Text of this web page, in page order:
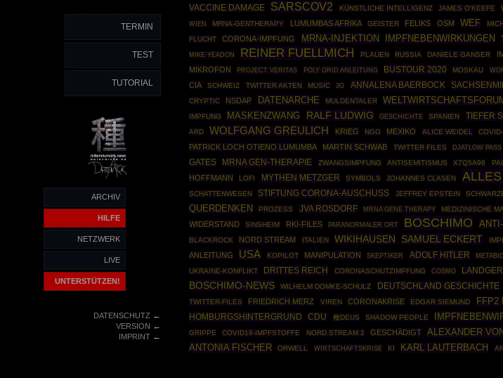
TERMIN
TEST
TUTORIAL
ARCHIV
HILFE
NETZWERK
LIVE
UNTERSTÜTZEN!
DATENSCHUTZ←
VERSION ←
IMPRINT←
VACCINE DAMAGE
SARSCOV2 KÜNSTLICHE INTELLIGENZ JAMES O'KEEFE
WIEN MRNA-GENTHERAPY LUMUMBAS AFRIKA GEISTER FELIKS OSM WEF
FLUCHT
CORONA-IMPFUNG MRNA-INJEKTION IMPFNEBENWIRKUNGEN
MIKE YEADON REINER FUELLMICH PLAUEN RUSSIA DANIELE GANSER
MIKROFON
PROJECT VERITAS POLY GRID ANLEITUNG BUSTOUR 2020 MOSKAU
CIA
SCHWEIZ TWITTER AKTEN MUSIC 3G ANNALENA BAERBOCK
CRYPTIC
NSDAP DATENARCHE MULDENTALER
IMPFUNG
MASKENZWANG RALF LUDWIG GESCHICHTE SPANIEN TIEFER
ARD
WOLFGANG GREULICH KRIEG NGO MEXIKO ALICE WEIDEL
PATRICK LOCH OTIENO LUMUMBA MARTIN SCHWAB TWITTER FILES DJATLOW PASS
GATES
MRNA GEN-THERAPIE ZWANGSIMPFUNG ANTISEMITISMUS X7Q5A96
HOFFMANN
LOFI MYTHEN METZGER SYMBOLS JOHANNES CLASEN
SCHATTENWESEN
STIFTUNG CORONA-AUSCHUSS JEFFREY EPSTEIN
QUERDENKEN PROZESS JVA ROSDORF MRNA GENE THERAPY MEDIZINISCHE
WIDERSTAND SINSHEIM RKI-FILES PARANORMALER ORT BOSCHIMO
BLACKROCK NORD STREAM ITALIEN WIKIHAUSEN SAMUEL ECKERT
ANLEITUNG
USA KOPILOT MANIPULATION SKEPTIKER ADOLF HITLER
UKRAINE-KONFLIKT
DRITTES REICH CORONASCHUTZIMPFUNG COSMO
BOSCHIMO-NEWS WILHELM DOMKE-SCHULZ DEUTSCHLAND GESCHICHTE
TWITTER-FILES
FRIEDRICH MERZ VIREN CORONAKRISE EDGAR SIEMUND FFP2
HOMBURGSHINTERGRUND CDU 種DEUS SHADOW PEOPLE
GRIPPE COVID19-IMPFSTOFFE NORD STREAM 2 GESCHÄDIGT ALEXANDER
ANTONIA FISCHER ORWELL WIRTSCHAFTSKRISE KI KARL LAUTERBACH